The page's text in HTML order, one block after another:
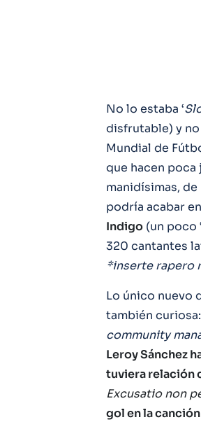
No lo estaba ‘
disfrutable) y no
Mundial de
que hacen
manidísimas,
podría acabar
Indigo (un poco ‘
320 cantantes
*inserte rapero
Lo único nuevo
también
community
Leroy Sánchez
tuviera relación
Excusatio non
gol en la